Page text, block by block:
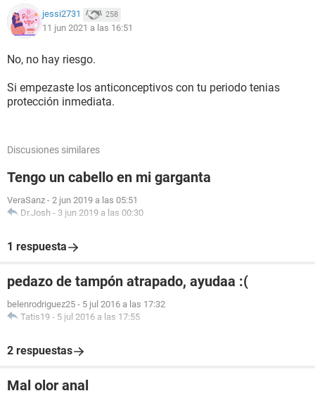
jessi2731 258
11 jun 2021 a las 16:51
No, no hay riesgo.
Si empezaste los anticonceptivos con tu periodo tenias
protección inmediata.
Discusiones similares
Tengo un cabello en mi garganta
VeraSanz - 2 jun 2019 a las 05:51
Dr.Josh - 3 jun 2019 a las 00:30
1 respuesta
pedazo de tampón atrapado, ayudaa :(
belenrodriguez25 - 5 jul 2016 a las 17:32
Tatis19 - 5 jul 2016 a las 17:55
2 respuestas
Mal olor anal